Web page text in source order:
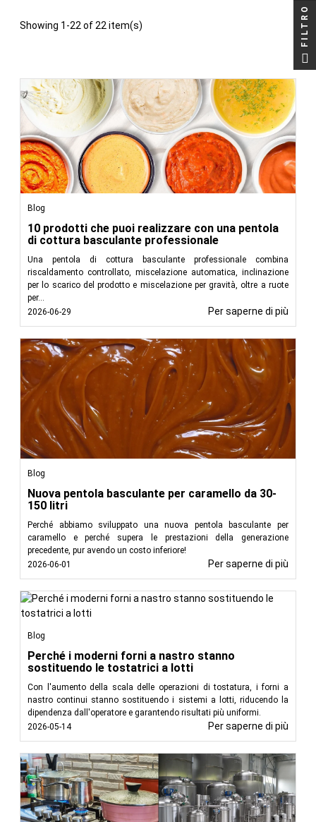
Showing 1-22 of 22 item(s)
Blog
10 prodotti che puoi realizzare con una pentola
di cottura basculante professionale
Una pentola di cottura basculante professionale combina
riscaldamento controllato, miscelazione automatica, inclinazione
per lo scarico del prodotto e miscelazione per gravità, oltre a ruote
per...
2026-06-29
Per saperne di più
Blog
Nuova pentola basculante per caramello da 30-
150 litri
Perché abbiamo sviluppato una nuova pentola basculante per
caramello e perché supera le prestazioni della generazione
precedente, pur avendo un costo inferiore!
2026-06-01
Per saperne di più
Blog
Perché i moderni forni a nastro stanno
sostituendo le tostatrici a lotti
Con l'aumento della scala delle operazioni di tostatura, i forni a
nastro continui stanno sostituendo i sistemi a lotti, riducendo la
dipendenza dall'operatore e garantendo risultati più uniformi.
2026-05-14
Per saperne di più
FILTRO